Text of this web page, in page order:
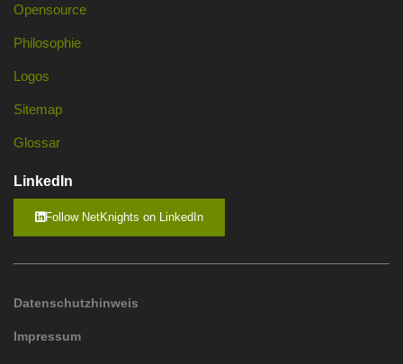
Opensource
Philosophie
Logos
Sitemap
Glossar
LinkedIn
Follow NetKnights on LinkedIn
Datenschutzhinweis
Impressum